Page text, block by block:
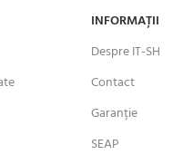
INFORMAȚII
Despre IT-SH
Contact
Garanție
SEAP